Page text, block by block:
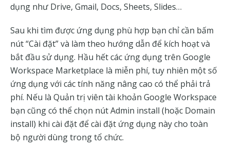
dụng như Drive, Gmail, Docs, Sheets, Slides…
Sau khi tìm được ứng dụng phù hợp bạn chỉ cần bấm
nút “Cài đặt” và làm theo hướng dẫn để kích hoạt và
bắt đầu sử dụng. Hầu hết các ứng dụng trên Google
Workspace Marketplace là miễn phí, tuy nhiên một số
ứng dụng với các tính năng nâng cao có thể phải trả
phí. Nếu là Quản trị viên tài khoản Google Workspace
bạn cũng có thể chọn nút Admin install (hoặc Domain
install) khi cài đặt để cài đặt ứng dụng này cho toàn
bộ người dùng trong tổ chức.